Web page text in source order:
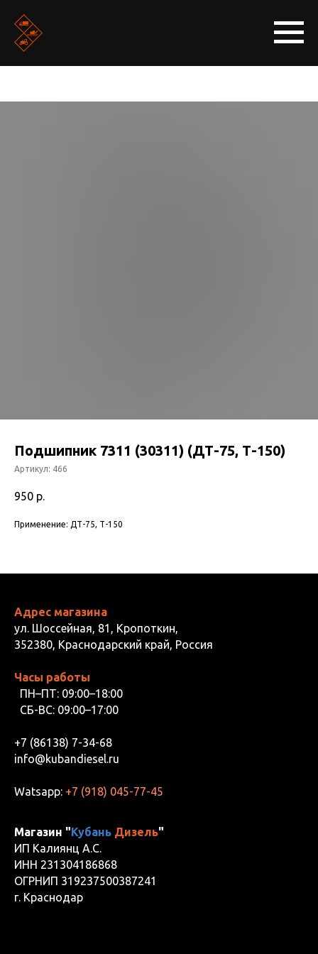
Подшипник 7311 (30311) (ДТ-75, Т-150)
Артикул: 466
950 р.
Применение: ДТ-75, Т-150
Адрес магазина
ул. Шоссейная, 81, Кропоткин,
352380, Краснодарский край, Россия
Часы работы
ПН–ПТ: 09:00–18:00
СБ-ВС: 09:00–17:00
+7 (86138) 7-34-68
info@kubandiesel.ru
Watsapp: +7 (918) 045-77-45
Магазин "Кубань Дизель"
ИП Калиянц А.С.
ИНН 231304186868
ОГРНИП 319237500387241
г. Краснодар